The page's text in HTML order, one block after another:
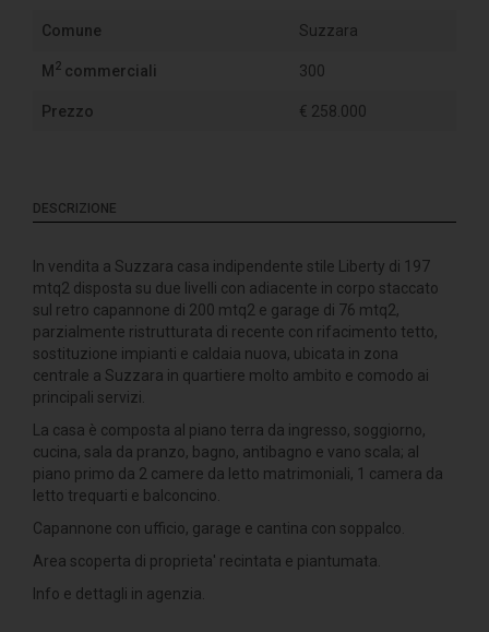
Comune Suzzara
M 2 commerciali 300
Prezzo € 258.000
DESCRIZIONE
In vendita a Suzzara casa indipendente stile Liberty di 197
mtq2 disposta su due livelli con adiacente in corpo staccato
sul retro capannone di 200 mtq2 e garage di 76 mtq2,
parzialmente ristrutturata di recente con rifacimento tetto,
sostituzione impianti e caldaia nuova, ubicata in zona
centrale a Suzzara in quartiere molto ambito e comodo ai
principali servizi.
La casa è composta al piano terra da ingresso, soggiorno,
cucina, sala da pranzo, bagno, antibagno e vano scala; al
piano primo da 2 camere da letto matrimoniali, 1 camera da
letto trequarti e balconcino.
Capannone con ufficio, garage e cantina con soppalco.
Area scoperta di proprieta' recintata e piantumata.
Info e dettagli in agenzia.